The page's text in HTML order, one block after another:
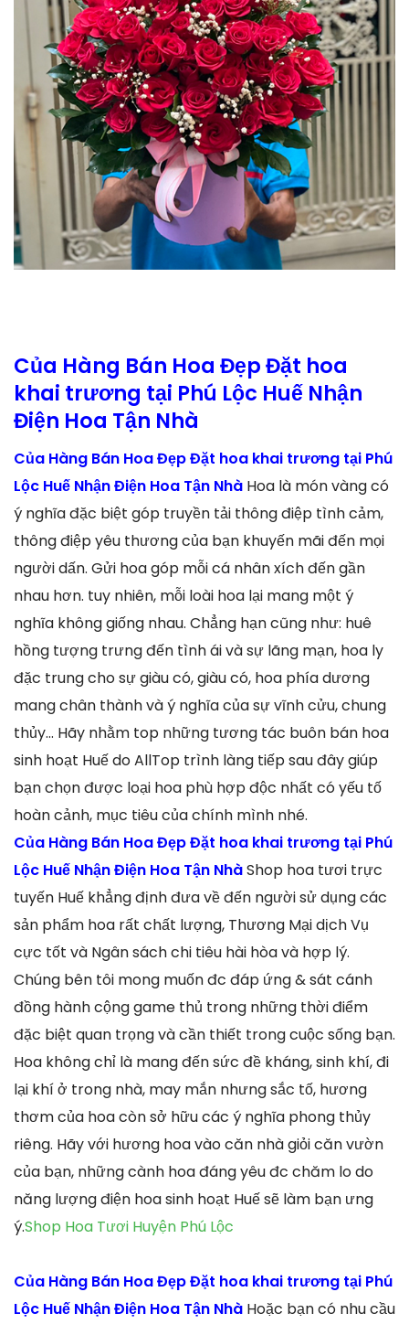
Của Hàng Bán Hoa Đẹp Đặt hoa
khai trương tại Phú Lộc Huế Nhận
Điện Hoa Tận Nhà
Của Hàng Bán Hoa Đẹp Đặt hoa khai trương tại Phú
Lộc Huế Nhận Điện Hoa Tận Nhà Hoa là món vàng có
ý nghĩa đặc biệt góp truyền tải thông điệp tình cảm,
thông điệp yêu thương của bạn khuyến mãi đến mọi
người dấn. Gửi hoa góp mỗi cá nhân xích đến gần
nhau hơn. tuy nhiên, mỗi loài hoa lại mang một ý
nghĩa không giống nhau. Chẳng hạn cũng như: huê
hồng tượng trưng đến tình ái và sự lãng mạn, hoa ly
đặc trung cho sự giàu có, giàu có, hoa phía dương
mang chân thành và ý nghĩa của sự vĩnh cửu, chung
thủy… Hãy nhằm top những tương tác buôn bán hoa
sinh hoạt Huế do AllTop trình làng tiếp sau đây giúp
bạn chọn được loại hoa phù hợp độc nhất có yếu tố
hoàn cảnh, mục tiêu của chính mình nhé.
Của Hàng Bán Hoa Đẹp Đặt hoa khai trương tại Phú
Lộc Huế Nhận Điện Hoa Tận NhàShop hoa tươi trực
tuyến Huế khẳng định đưa về đến người sử dụng các
sản phẩm hoa rất chất lượng, Thương Mại dịch Vụ
cực tốt và Ngân sách chi tiêu hài hòa và hợp lý.
Chúng bên tôi mong muốn đc đáp ứng & sát cánh
đồng hành cộng game thủ trong những thời điểm
đặc biệt quan trọng và cần thiết trong cuộc sống bạn.
Hoa không chỉ là mang đến sức đề kháng, sinh khí, đi
lại khí ở trong nhà, may mắn nhưng sắc tố, hương
thơm của hoa còn sở hữu các ý nghĩa phong thủy
riêng. Hãy với hương hoa vào căn nhà giỏi căn vườn
của bạn, những cành hoa đáng yêu đc chăm lo do
năng lượng điện hoa sinh hoạt Huế sẽ làm bạn ưng
ý.Shop Hoa Tươi Huyện Phú Lộc
Của Hàng Bán Hoa Đẹp Đặt hoa khai trương tại Phú
Lộc Huế Nhận Điện Hoa Tận Nhà Hoặc bạn có nhu cầu